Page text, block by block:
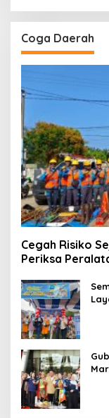
Coga Daerah
Cegah Risiko
Periksa